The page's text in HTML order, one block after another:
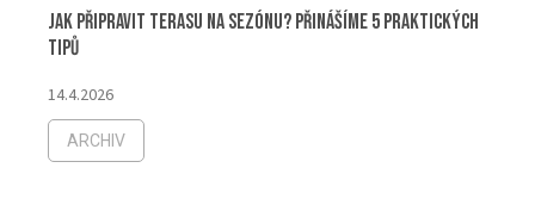
Jak připravit terasu na sezónu? Přinášíme 5 praktických
tipů
14.4.2026
ARCHIV